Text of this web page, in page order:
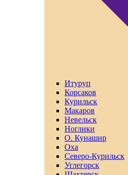
Итуруп
Корсаков
Курильск
Макаров
Невельск
Ноглики
О. Кунашир
Оха
Северо-Курильск
Углегорск